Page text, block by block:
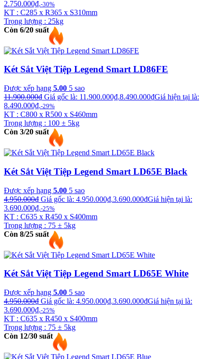
2.750.000₫.-30%
KT : C285 x R365 x S310mm
Trọng lượng : 25kg
Còn 6/20 suất
Két Sắt Việt Tiệp Legend Smart LD86FE
Được xếp hạng 5.00 5 sao
11.900.000₫ Giá gốc là: 11.900.000₫.8.490.000₫Giá hiện tại là:
8.490.000₫.-29%
KT : C800 x R500 x S460mm
Trọng lượng : 100 ± 5kg
Còn 3/20 suất
Két Sắt Việt Tiệp Legend Smart LD65E Black
Được xếp hạng 5.00 5 sao
4.950.000₫ Giá gốc là: 4.950.000₫.3.690.000₫Giá hiện tại là:
3.690.000₫.-25%
KT : C635 x R450 x S400mm
Trọng lượng : 75 ± 5kg
Còn 8/25 suất
Két Sắt Việt Tiệp Legend Smart LD65E White
Được xếp hạng 5.00 5 sao
4.950.000₫ Giá gốc là: 4.950.000₫.3.690.000₫Giá hiện tại là:
3.690.000₫.-25%
KT : C635 x R450 x S400mm
Trọng lượng : 75 ± 5kg
Còn 12/30 suất